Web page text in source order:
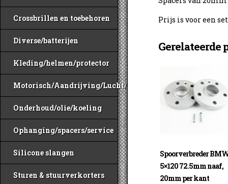
Crossbrillen en toebehoren
Diverse/batterijen
Kleding/helmen/protector
Motorisch/Aandrijving/Lucht/Benzine
Onderhoud/olie/koeling
Ophanging/spacers/service
Silicone slangen
Sturen & stuurverkorters
Prijs is voor een
Gerelateerde
Spoorverbreder
5×120 72.5mm naaf,
20mm per kant